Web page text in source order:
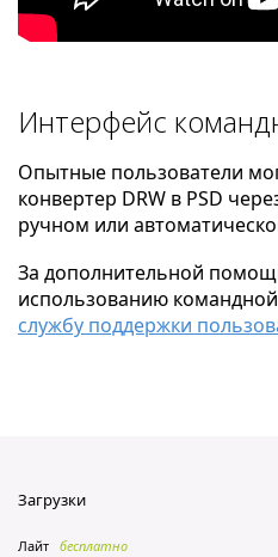
Интерфейс
Опытные пользователи
конвертер DRW в PSD
ручном или
За дополнительной
использованию
службу поддержки
Загрузки
Лайт бесплатно